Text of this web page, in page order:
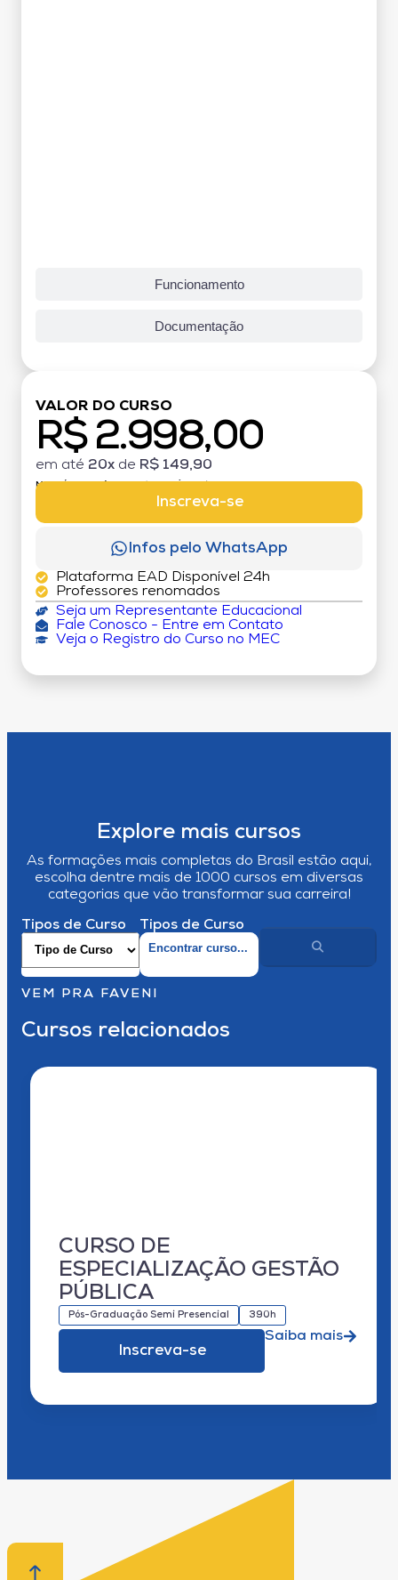
Funcionamento
Documentação
VALOR DO CURSO
R$ 2.998,00
em até 20x de R$ 149,90
MATRÍCULA:
Inscreva-se
Infos pelo WhatsApp
Plataforma EAD Disponível 24h
Professores renomados
Seja um Representante Educacional
Fale Conosco - Entre em Contato
Veja o Registro do Curso no MEC
Explore mais cursos
As formações mais completas do Brasil estão aqui,
escolha dentre mais de 1000 cursos em diversas
categorias que vão transformar sua carreira!
Tipos de Curso Tipos de Curso
VEM PRA FAVENI
Cursos relacionados
CURSO DE
ESPECIALIZAÇÃO GESTÃO
PÚBLICA
Pós-Graduação Semi Presencial 390h
Inscreva-se
Saiba mais